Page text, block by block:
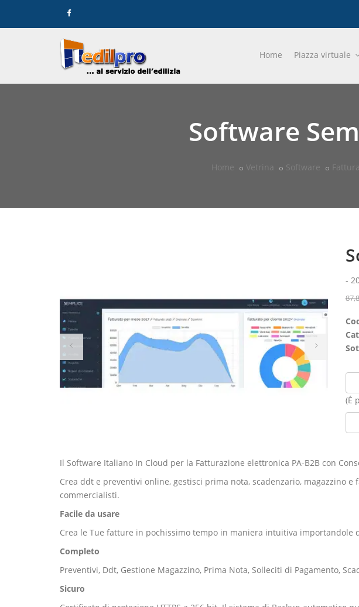
Home Piazza virtuale
Software
Home Vetrina Software
-
(É
Il Software Italiano In Cloud per la Fatturazione elettronica PA-B2B con
Crea ddt e preventivi online, gestisci prima nota, scadenzario, magazzino
commercialisti.
Facile da usare
Crea le Tue fatture in pochissimo tempo in maniera intuitiva
Completo
Preventivi, Ddt, Gestione Magazzino, Prima Nota, Solleciti di Pagamento,
Sicuro